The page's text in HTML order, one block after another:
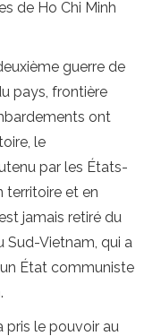
de Ho Chi Minh
guerre de
pays, frontière
ont
le
par les États-
territoire et en
jamais retiré du
Sud-Vietnam, qui a
État communiste
pris le pouvoir au